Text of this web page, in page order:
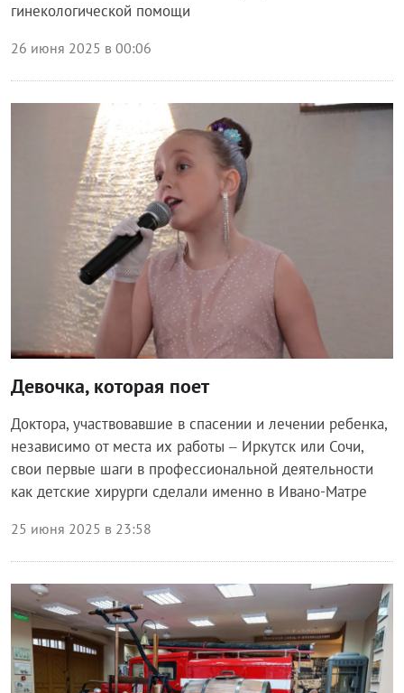
гинекологической помощи
26 июня 2025 в 00:06
Девочка, которая поет
Доктора, участвовавшие в спасении и лечении ребенка,
независимо от места их работы – Иркутск или Сочи,
свои первые шаги в профессиональной деятельности
как детские хирурги сделали именно в Ивано-Матре
25 июня 2025 в 23:58
Общество